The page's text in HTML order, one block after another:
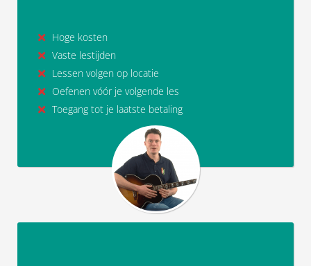
Hoge kosten
Vaste lestijden
Lessen volgen op locatie
Oefenen vóór je volgende les
Toegang tot je laatste betaling